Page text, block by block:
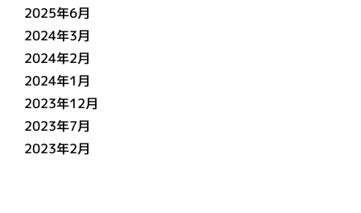
2025年6月
2024年3月
2024年2月
2024年1月
2023年12月
2023年7月
2023年2月